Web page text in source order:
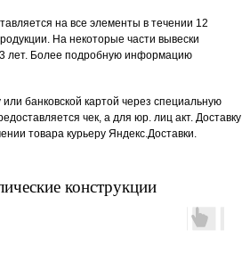
на все элементы в течении 12
На некоторые части вывески
лет. Более подробную информацию
банковской картой через специальную
чек, а для юр. лиц акт. Доставку
товара курьеру Яндекс.Доставки.
конструкции